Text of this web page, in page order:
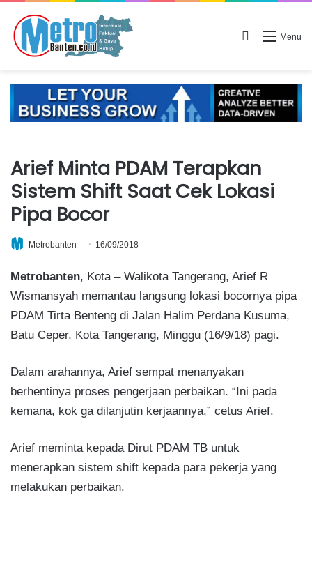
Menu
Search for
Arief Minta PDAM Terapkan
Sistem Shift Saat Cek Lokasi
Pipa Bocor
Metrobanten 16/09/2018
Metrobanten, Kota – Walikota Tangerang, Arief R
Wismansyah memantau langsung lokasi bocornya pipa
PDAM Tirta Benteng di Jalan Halim Perdana Kusuma,
Batu Ceper, Kota Tangerang, Minggu (16/9/18) pagi.
Dalam arahannya, Arief sempat menanyakan
berhentinya proses pengerjaan perbaikan. “Ini pada
kemana, kok ga dilanjutin kerjaannya,” cetus Arief.
Arief meminta kepada Dirut PDAM TB untuk
menerapkan sistem shift kepada para pekerja yang
melakukan perbaikan.